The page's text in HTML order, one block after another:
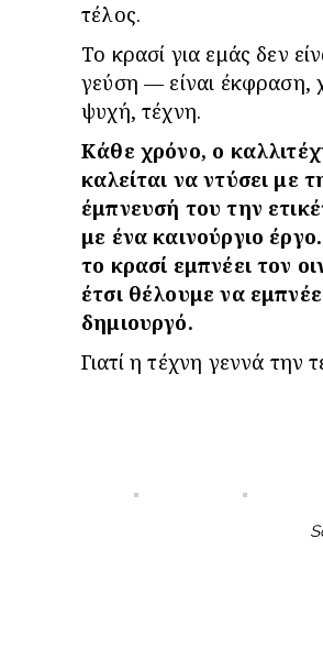
τέλος.
Το κρασί για εμάς δεν
γεύση — είναι έκφραση,
ψυχή, τέχνη.
Κάθε χρόνο, ο
καλείται να ντύσει με
έμπνευσή του την
με ένα καινούργιο
το κρασί εμπνέει τον
έτσι θέλουμε να
δημιουργό.
Γιατί η τέχνη γεννά την